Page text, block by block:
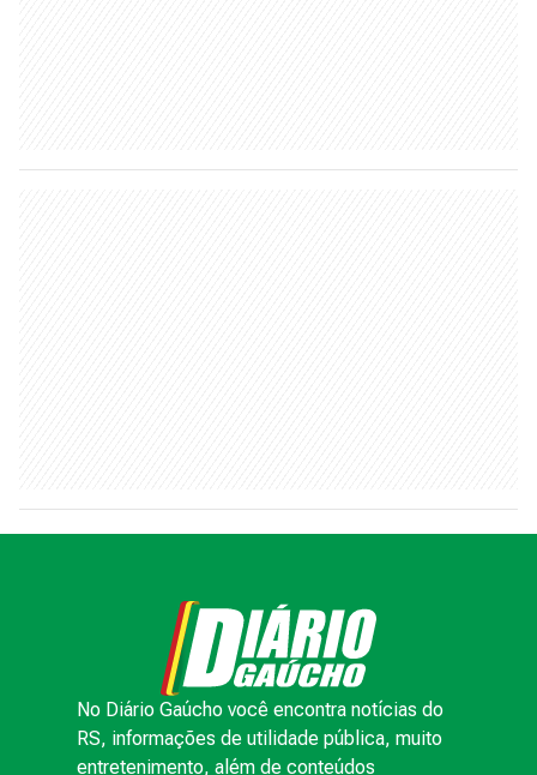
No Diário Gaúcho você encontra notícias do
RS, informações de utilidade pública, muito
entretenimento, além de conteúdos